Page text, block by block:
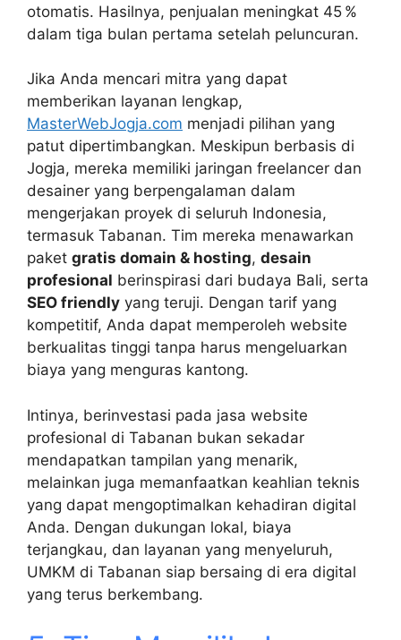
otomatis. Hasilnya, penjualan meningkat 45 %
dalam tiga bulan pertama setelah peluncuran.
Jika Anda mencari mitra yang dapat
memberikan layanan lengkap,
MasterWebJogja.com menjadi pilihan yang
patut dipertimbangkan. Meskipun berbasis di
Jogja, mereka memiliki jaringan freelancer dan
desainer yang berpengalaman dalam
mengerjakan proyek di seluruh Indonesia,
termasuk Tabanan. Tim mereka menawarkan
paket gratis domain & hosting, desain
profesional berinspirasi dari budaya Bali, serta
SEO friendly yang teruji. Dengan tarif yang
kompetitif, Anda dapat memperoleh website
berkualitas tinggi tanpa harus mengeluarkan
biaya yang menguras kantong.
Intinya, berinvestasi pada jasa website
profesional di Tabanan bukan sekadar
mendapatkan tampilan yang menarik,
melainkan juga memanfaatkan keahlian teknis
yang dapat mengoptimalkan kehadiran digital
Anda. Dengan dukungan lokal, biaya
terjangkau, dan layanan yang menyeluruh,
UMKM di Tabanan siap bersaing di era digital
yang terus berkembang.